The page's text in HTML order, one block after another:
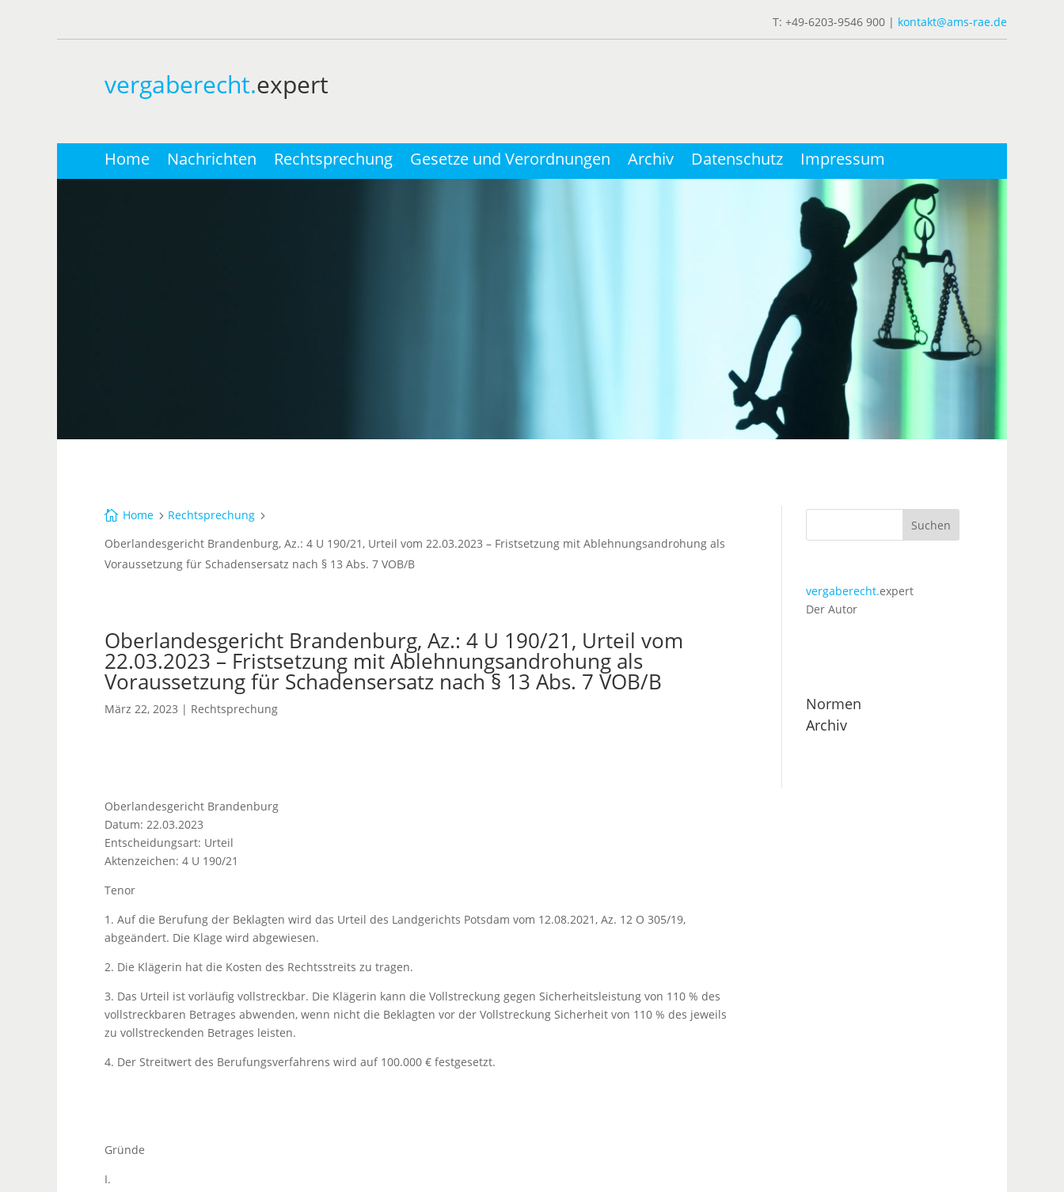
T: +49-6203-9546 900 | kontakt@ams-rae.de
vergaberecht.expert
Home Nachrichten Rechtsprechung Gesetze und Verordnungen Archiv Datenschutz Impressum
 Home 5 Rechtsprechung 5
Oberlandesgericht Brandenburg, Az.: 4 U 190/21, Urteil vom 22.03.2023 – Fristsetzung mit Ablehnungsandrohung als
Voraussetzung für Schadensersatz nach § 13 Abs. 7 VOB/B
Oberlandesgericht Brandenburg, Az.: 4 U 190/21, Urteil vom
22.03.2023 – Fristsetzung mit Ablehnungsandrohung als
Voraussetzung für Schadensersatz nach § 13 Abs. 7 VOB/B
März 22, 2023 | Rechtsprechung
Oberlandesgericht Brandenburg
Datum: 22.03.2023
Entscheidungsart: Urteil
Aktenzeichen: 4 U 190/21
Tenor
1. Auf die Berufung der Beklagten wird das Urteil des Landgerichts Potsdam vom 12.08.2021, Az. 12 O 305/19,
abgeändert. Die Klage wird abgewiesen.
2. Die Klägerin hat die Kosten des Rechtsstreits zu tragen.
3. Das Urteil ist vorläufig vollstreckbar. Die Klägerin kann die Vollstreckung gegen Sicherheitsleistung von 110 % des
vollstreckbaren Betrages abwenden, wenn nicht die Beklagten vor der Vollstreckung Sicherheit von 110 % des jeweils
zu vollstreckenden Betrages leisten.
4. Der Streitwert des Berufungsverfahrens wird auf 100.000 € festgesetzt.
Gründe
I.
Suchen
vergaberecht.expert
Der Autor
Normen
Archiv